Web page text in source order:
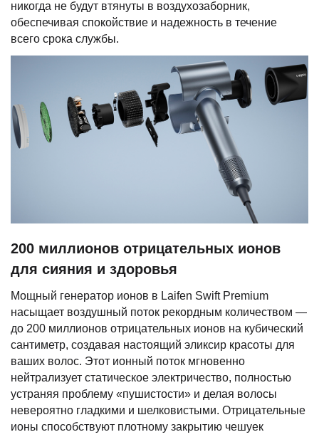
никогда не будут втянуты в воздухозаборник,
обеспечивая спокойствие и надежность в течение
всего срока службы.
200 миллионов отрицательных ионов
для сияния и здоровья
Мощный генератор ионов в Laifen Swift Premium
насыщает воздушный поток рекордным количеством —
до 200 миллионов отрицательных ионов на кубический
сантиметр, создавая настоящий эликсир красоты для
ваших волос. Этот ионный поток мгновенно
нейтрализует статическое электричество, полностью
устраняя проблему «пушистости» и делая волосы
невероятно гладкими и шелковистыми. Отрицательные
ионы способствуют плотному закрытию чешуек